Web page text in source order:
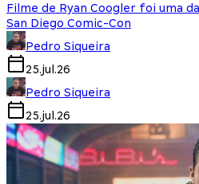
Filme de Ryan Coogler foi uma
San Diego Comic-Con
Pedro Siqueira
25.jul.26
Pedro Siqueira
25.jul.26